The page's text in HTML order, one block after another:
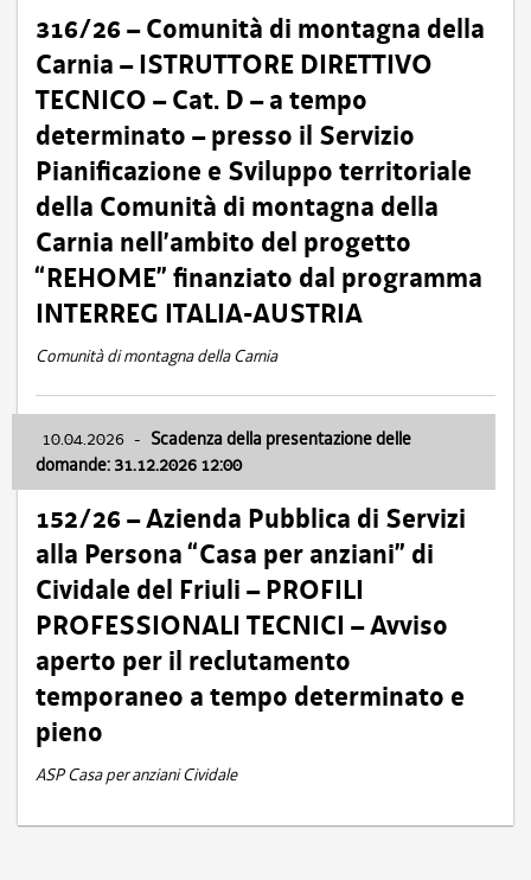
316/26 – Comunità di montagna della
Carnia – ISTRUTTORE DIRETTIVO
TECNICO – Cat. D – a tempo
determinato – presso il Servizio
Pianificazione e Sviluppo territoriale
della Comunità di montagna della
Carnia nell’ambito del progetto
“REHOME” finanziato dal programma
INTERREG ITALIA-AUSTRIA
Comunità di montagna della Carnia
10.04.2026 - Scadenza della presentazione delle
domande: 31.12.2026 12:00
152/26 – Azienda Pubblica di Servizi
alla Persona “Casa per anziani” di
Cividale del Friuli – PROFILI
PROFESSIONALI TECNICI – Avviso
aperto per il reclutamento
temporaneo a tempo determinato e
pieno
ASP Casa per anziani Cividale